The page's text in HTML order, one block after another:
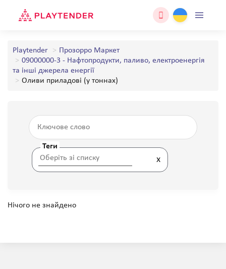
Playtender
Прозорро Маркет
09000000-3 - Нафтопродукти, паливо, електроенергія
та інші джерела енергії
Оливи приладові (у тоннах)
Теги
x
Нічого не знайдено